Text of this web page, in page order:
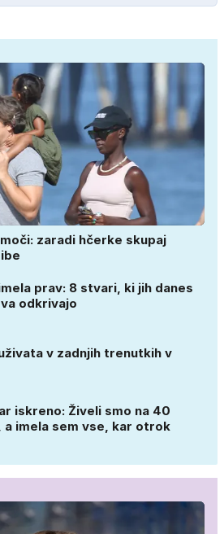
zaradi hčerke skupaj
prav: 8 stvari, ki jih danes
odkrivajo
v zadnjih trenutkih v
iskreno: Živeli smo na 40
a imela sem vse, kar otrok